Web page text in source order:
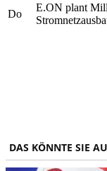
Do
E.ON plant